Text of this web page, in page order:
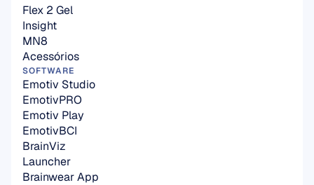
Flex 2 Gel
Insight
MN8
Acessórios
SOFTWARE
Emotiv Studio
EmotivPRO
Emotiv Play
EmotivBCI
BrainViz
Launcher
Brainwear App